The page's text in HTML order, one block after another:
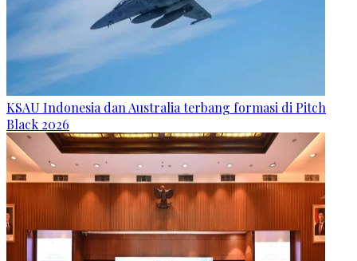
KSAU Indonesia dan Australia terbang formasi di Pitch
Black 2026